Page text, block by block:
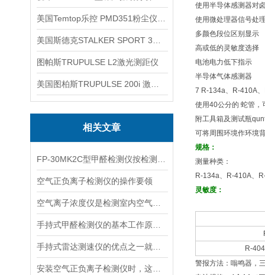
图帕斯TRUPULSE L2激光测距仪
相关文章
空气正负离子检测仪的操作要领
使用半导体感测器对
使用微处理器信号处
多颜色段位区别显示
高或低的灵敏度选择
电池电力低下指示
半导体气体感测器
7 R-134a、 R-410A、
使用40公分的 蛇管，
附工具箱及测试瓶
可将周围环境作环境
规格：
测量种类：
R-134a、 R-410A、
灵敏度：
R-
警报方法：嗡鸣器，